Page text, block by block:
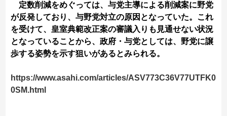
定数削減をめぐっては、与党主導による削減案に野党
が反発しており、与野党対立の原因となっていた。これ
を受けて、皇室典範改正案の審議入りも見通せない状況
となっていることから、政府・与党としては、野党に譲
歩する姿勢を示す狙いがあるとみられる。
https://www.asahi.com/articles/ASV773C36V77UTFK0
0SM.html